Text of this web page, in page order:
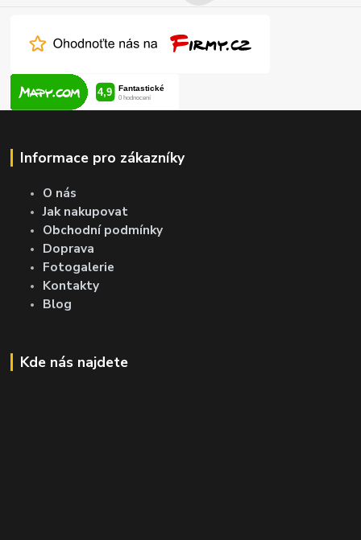
Informace pro zákazníky
O nás
Jak nakupovat
Obchodní podmínky
Doprava
Fotogalerie
Kontakty
Blog
Kde nás najdete